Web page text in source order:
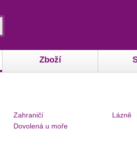
Zboží
Zahraničí
Dovolená u moře
Lázně